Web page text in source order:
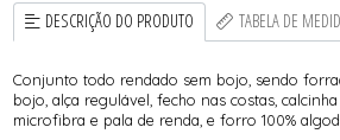
DESCRIÇÃO DO PRODUTO TABELA DE
Conjunto todo rendado sem bojo, sendo
bojo, alça regulável, fecho nas costas,
microfibra e pala de renda, e forro 100%